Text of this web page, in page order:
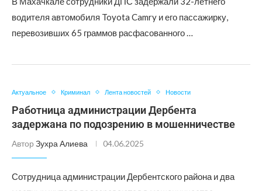
водителя автомобиля Toyota Camry и его пассажирку,
перевозивших 65 граммов расфасованного …
Актуальное Криминал Лента новостей Новости
Работница администрации Дербента
задержана по подозрению в мошенничестве
Автор Зухра Алиева 04.06.2025
Сотрудница администрации Дербентского района и два